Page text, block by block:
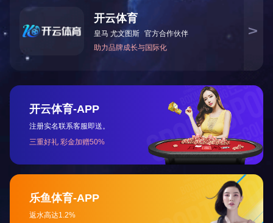
纸芯内径:40mm，76mm
产品概述/设备特点 :
貨物編號 貨物名稱 平壓 絲網 輪轉
AT7314P1 一级环保双面珠光手撕带 √ √